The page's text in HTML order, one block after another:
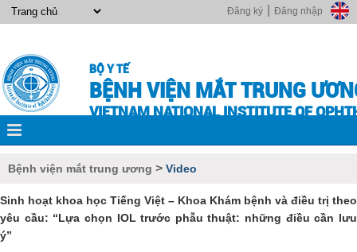
Đăng nhập
Đăng ký
BỘ Y TẾ
BỆNH VIỆN MẮT TRUNG
VIETNAM NATIONAL INSTITUTE OF
Bệnh viện mắt trung ương > Video
Sinh hoạt khoa học Tiếng Việt – Khoa Khám bệnh và điều trị theo
yêu cầu: “Lựa chọn IOL trước phẫu thuật: những điều cần lưu
ý”